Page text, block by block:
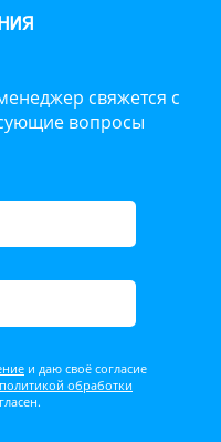
свяжется с
вопросы
и даю своё согласие
политикой обработки